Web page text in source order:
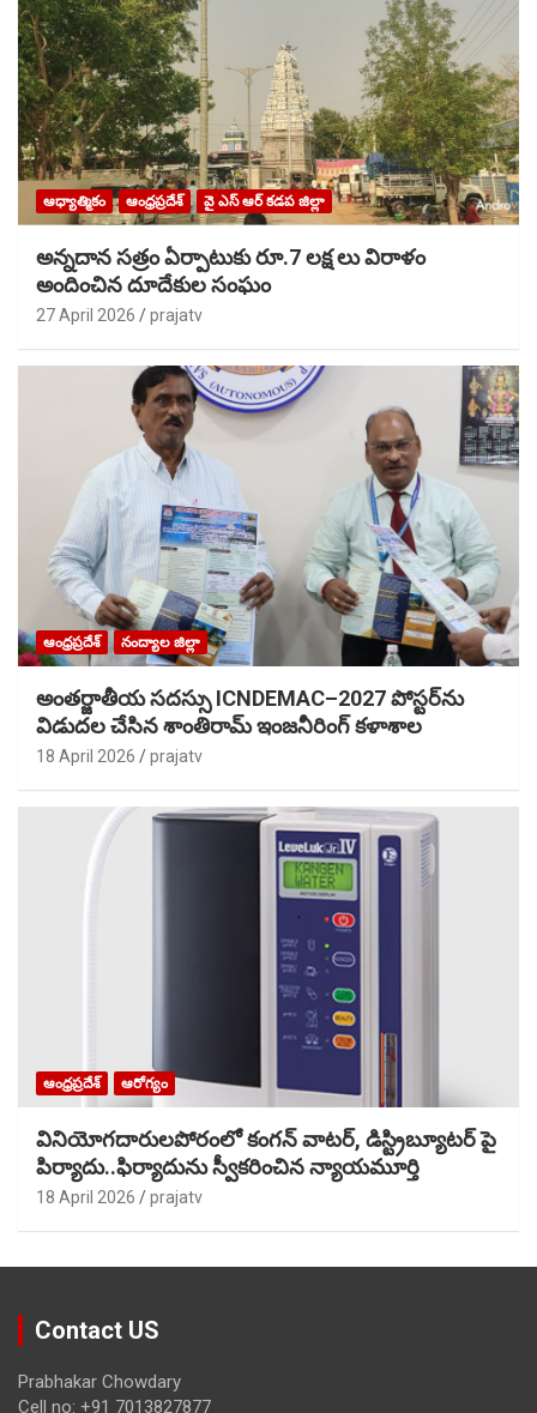
ఆధ్యాత్మికం ఆంధ్రప్రదేశ్ వై ఎస్ ఆర్ కడప జిల్లా
అన్నదాన సత్రం ఏర్పాటుకు రూ.7 లక్ష లు విరాళం
అందించిన దూదేకుల సంఘం
27 April 2026 prajatv
ఆంధ్రప్రదేశ్ నంద్యాల జిల్లా
అంతర్జాతీయ సదస్సు ICNDEMAC–2027 పోస్టర్‌ను
విడుదల చేసిన శాంతిరామ్ ఇంజనీరింగ్ కళాశాల
18 April 2026 prajatv
ఆంధ్రప్రదేశ్ ఆరోగ్యం
వినియోగదారులపోరంలో కంగన్ వాటర్, డిస్ట్రిబ్యూటర్ పై
పిర్యాదు..ఫిర్యాదును స్వీకరించిన న్యాయమూర్తి
18 April 2026 prajatv
Contact US
Prabhakar Chowdary
Cell no: +91 7013827877